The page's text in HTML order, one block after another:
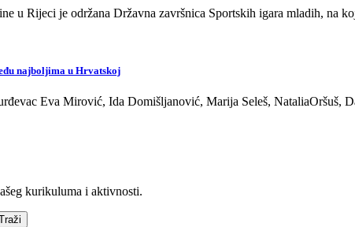
u Rijeci je održana Državna završnica Sportskih igara mladih, na
najboljima u Hrvatskoj
Eva Mirović, Ida Domišljanović, Marija Seleš,
kurikuluma i aktivnosti.